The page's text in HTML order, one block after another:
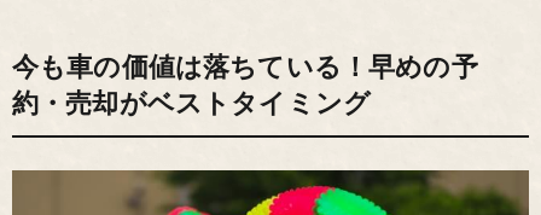
今も車の価値は落ちている！早めの予
約・売却がベストタイミング